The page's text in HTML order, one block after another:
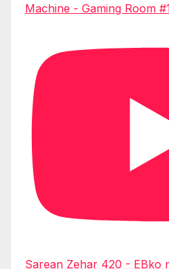
Machine - Gaming Room
Sarean Zehar 420 - EBko